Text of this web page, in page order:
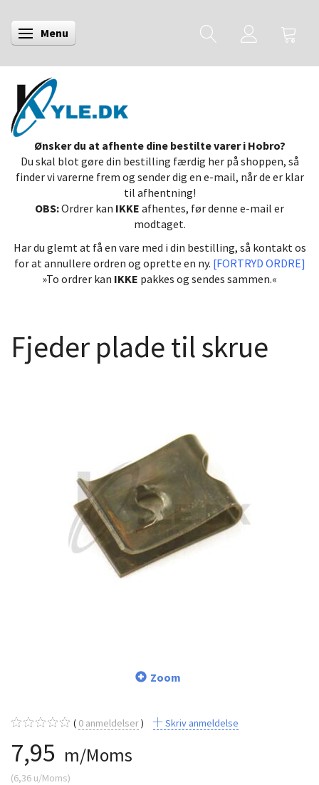
Skifte navigation
Menu
Ønsker du at afhente dine bestilte varer i Hobro?
Du skal blot gøre din bestilling færdig her på shoppen, så
finder vi varerne frem og sender dig en e-mail, når de er klar
til afhentning!
OBS:Ordrer kan IKKE afhentes, før denne e-mail er
modtaget.
Har du glemt at få en vare med i din bestilling, så kontakt os
for at annullere ordren og oprette en ny. [FORTRYD ORDRE]
»To ordrer kan IKKE pakkes og sendes sammen.«
Fjeder plade til skrue
Zoom
0 anmeldelser Skriv anmeldelse
7,95 m/Moms
(6,36 u/Moms)